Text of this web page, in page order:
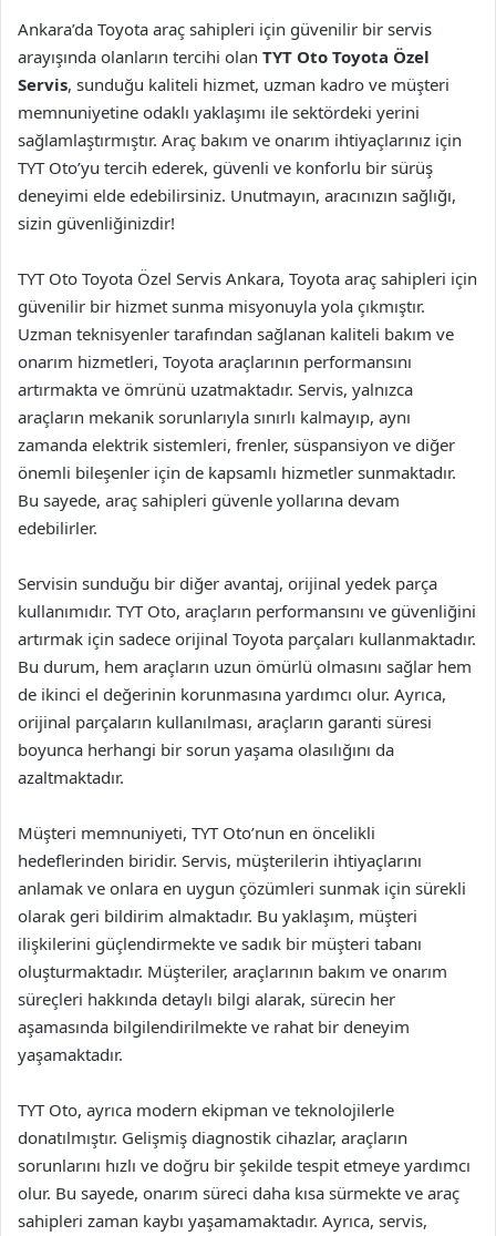
Ankara’da Toyota araç sahipleri için güvenilir bir servis
arayışında olanların tercihi olan TYT Oto Toyota Özel
Servis, sunduğu kaliteli hizmet, uzman kadro ve müşteri
memnuniyetine odaklı yaklaşımı ile sektördeki yerini
sağlamlaştırmıştır. Araç bakım ve onarım ihtiyaçlarınız için
TYT Oto’yu tercih ederek, güvenli ve konforlu bir sürüş
deneyimi elde edebilirsiniz. Unutmayın, aracınızın sağlığı,
sizin güvenliğinizdir!
TYT Oto Toyota Özel Servis Ankara, Toyota araç sahipleri için
güvenilir bir hizmet sunma misyonuyla yola çıkmıştır.
Uzman teknisyenler tarafından sağlanan kaliteli bakım ve
onarım hizmetleri, Toyota araçlarının performansını
artırmakta ve ömrünü uzatmaktadır. Servis, yalnızca
araçların mekanik sorunlarıyla sınırlı kalmayıp, aynı
zamanda elektrik sistemleri, frenler, süspansiyon ve diğer
önemli bileşenler için de kapsamlı hizmetler sunmaktadır.
Bu sayede, araç sahipleri güvenle yollarına devam
edebilirler.
Servisin sunduğu bir diğer avantaj, orijinal yedek parça
kullanımıdır. TYT Oto, araçların performansını ve güvenliğini
artırmak için sadece orijinal Toyota parçaları kullanmaktadır.
Bu durum, hem araçların uzun ömürlü olmasını sağlar hem
de ikinci el değerinin korunmasına yardımcı olur. Ayrıca,
orijinal parçaların kullanılması, araçların garanti süresi
boyunca herhangi bir sorun yaşama olasılığını da
azaltmaktadır.
Müşteri memnuniyeti, TYT Oto’nun en öncelikli
hedeflerinden biridir. Servis, müşterilerin ihtiyaçlarını
anlamak ve onlara en uygun çözümleri sunmak için sürekli
olarak geri bildirim almaktadır. Bu yaklaşım, müşteri
ilişkilerini güçlendirmekte ve sadık bir müşteri tabanı
oluşturmaktadır. Müşteriler, araçlarının bakım ve onarım
süreçleri hakkında detaylı bilgi alarak, sürecin her
aşamasında bilgilendirilmekte ve rahat bir deneyim
yaşamaktadır.
TYT Oto, ayrıca modern ekipman ve teknolojilerle
donatılmıştır. Gelişmiş diagnostik cihazlar, araçların
sorunlarını hızlı ve doğru bir şekilde tespit etmeye yardımcı
olur. Bu sayede, onarım süreci daha kısa sürmekte ve araç
sahipleri zaman kaybı yaşamamaktadır. Ayrıca, servis,